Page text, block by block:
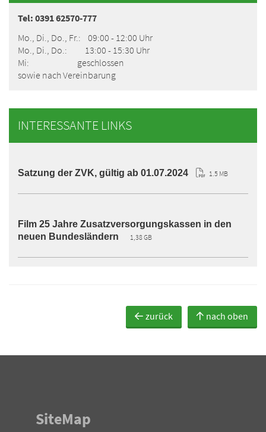
Tel: 0391 62570-777
Mo., Di., Do., Fr.: 09:00 - 12:00 Uhr
Mo., Di., Do.: 13:00 - 15:30 Uhr
Mi: geschlossen
sowie nach Vereinbarung
INTERESSANTE LINKS
Satzung der ZVK, gültig ab 01.07.2024 1.5 MB
Film 25 Jahre Zusatzversorgungskassen in den
neuen Bundesländern
1,38 GB
zurück nach oben
SiteMap